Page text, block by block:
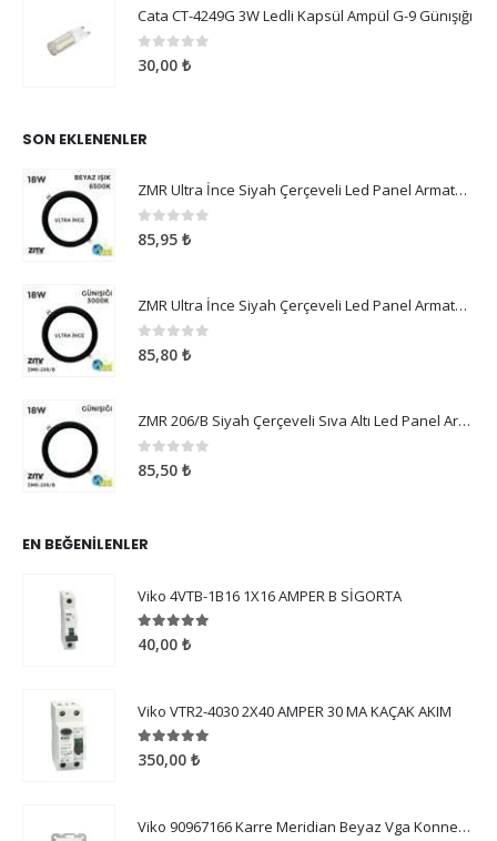
Cata CT-4249G 3W Ledli Kapsül Ampül G-9 Günışığı
0 5 üzerinden
30,00 ₺
SON EKLENENLER
ZMR Ultra İnce Siyah Çerçeveli Led Panel Armatür 18W Beyaz Işık
05 üzerinden
85,95 ₺
ZMR Ultra İnce Siyah Çerçeveli Led Panel Armatür 18W Günışığı
05 üzerinden
85,80 ₺
ZMR 206/B Siyah Çerçeveli Sıva Altı Led Panel Armatür 18W Günışığı
05 üzerinden
85,50 ₺
EN BEĞENILENLER
Viko 4VTB-1B16 1X16 AMPER B SİGORTA
5.005 üzerinden
40,00 ₺
Viko VTR2-4030 2X40 AMPER 30 MA KAÇAK AKIM
5.005 üzerinden
350,00 ₺
Viko 90967166 Karre Meridian Beyaz Vga Konnektör Mekanizma Çerçeve Hariç